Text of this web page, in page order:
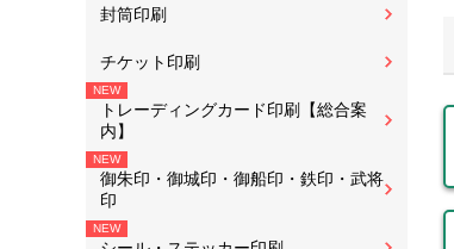
封筒印刷
チケット印刷
トレーディングカード印刷【総合案
内】
御朱印・御城印・御船印・鉄印・武将
印